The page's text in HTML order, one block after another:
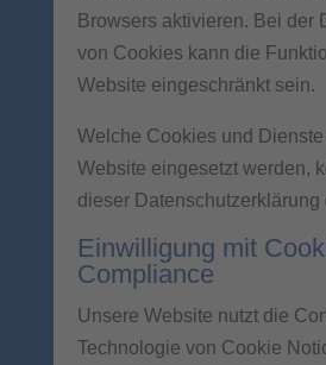
Browsers aktivieren. Bei der
von Cookies kann die
Website eingeschränkt sein.
Welche Cookies und
Website eingesetzt werden,
dieser Datenschutzerklärung
Einwilligung mit
Compliance
Unsere Website nutzt die
Technologie von Cookie